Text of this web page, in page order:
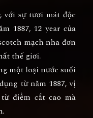
với sự tươi mát độc
1887, 12 year của
mạch nha đơn
thế giơi.
một loại nước suối
từ năm 1887, vị
điểm cắt cao mà